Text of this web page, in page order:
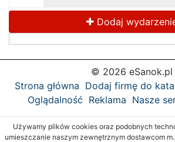
Dodaj
© 2026 eSanok.pl
Strona główna Dodaj firmę do
Oglądalność Reklama Nasze
Używamy plików cookies oraz podobnych
umieszczanie naszym zewnętrznym dostawcom